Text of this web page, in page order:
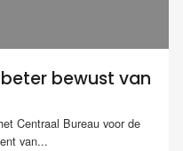
bewust van
Centraal Bureau voor de
van...